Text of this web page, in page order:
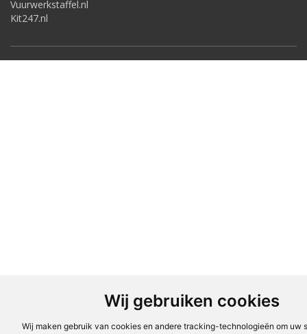
Wij gebruiken cookies
Wij maken gebruik van cookies en andere tracking-technologieën om uw
Vuurwerkstaffel.nl
Kit247.nl